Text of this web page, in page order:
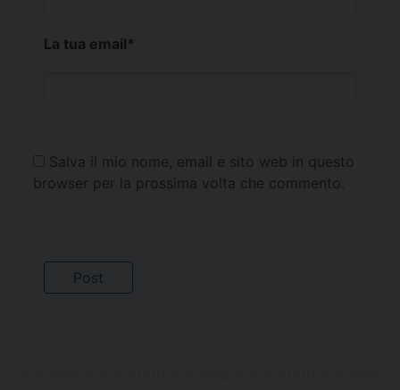
La tua email*
Salva il mio nome, email e sito web in questo
browser per la prossima volta che commento.